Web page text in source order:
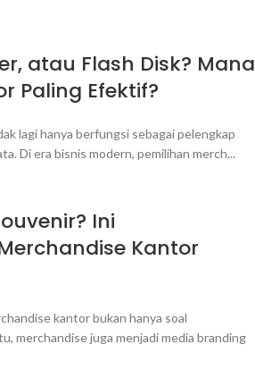
atau Flash Disk? Mana
Paling Efektif?
lagi hanya berfungsi sebagai pelengkap
Di era bisnis modern, pemilihan merch...
Ini
Kantor
kantor bukan hanya soal
merchandise juga menjadi media branding